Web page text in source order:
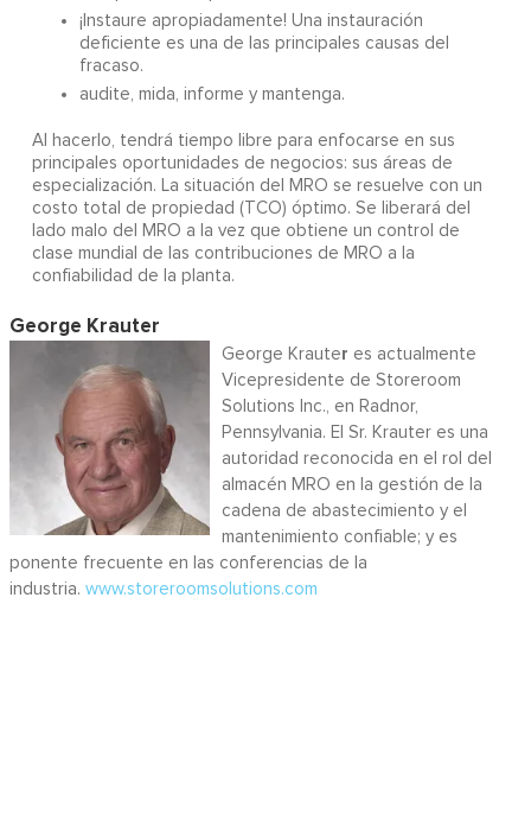
¡Instaure apropiadamente! Una instauración
deficiente es una de las principales causas del
fracaso.
audite, mida, informe y mantenga.
Al hacerlo, tendrá tiempo libre para enfocarse en sus
principales oportunidades de negocios: sus áreas de
especialización. La situación del MRO se resuelve con un
costo total de propiedad (TCO) óptimo. Se liberará del
lado malo del MRO a la vez que obtiene un control de
clase mundial de las contribuciones de MRO a la
confiabilidad de la planta.
George Krauter
George Krauter es actualmente
Vicepresidente de Storeroom
Solutions Inc., en Radnor,
Pennsylvania. El Sr. Krauter es una
autoridad reconocida en el rol del
almacén MRO en la gestión de la
cadena de abastecimiento y el
mantenimiento confiable; y es
ponente frecuente en las conferencias de la
industria. www.storeroomsolutions.com